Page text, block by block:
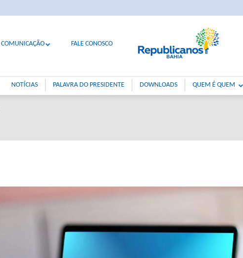
COMUNICAÇÃO FALE CONOSCO
NOTÍCIAS PALAVRA DO PRESIDENTE DOWNLOADS QUEM É QUEM